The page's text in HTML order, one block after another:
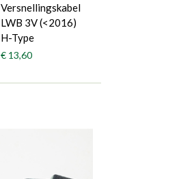
Versnellingskabel
LWB 3V (<2016)
H-Type
€ 13,60